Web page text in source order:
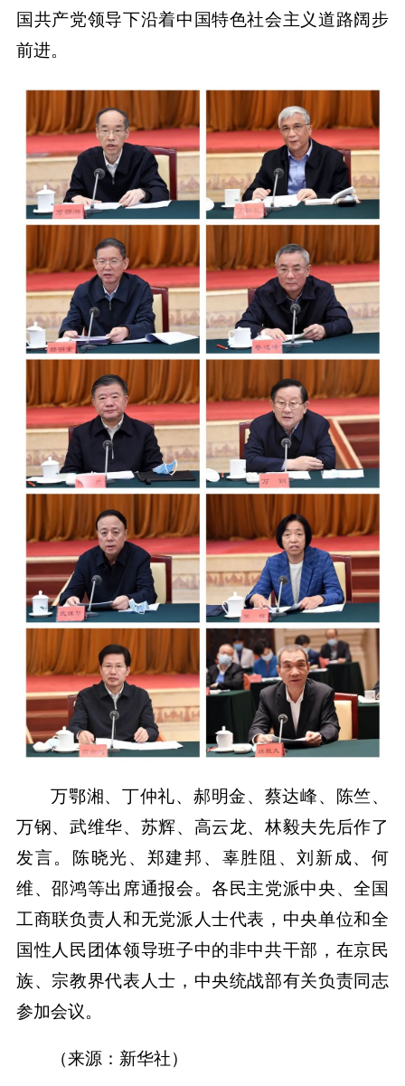
国共产党领导下沿着中国特色社会主义道路阔步
前进。
万鄂湘、丁仲礼、郝明金、蔡达峰、陈竺、
万钢、武维华、苏辉、高云龙、林毅夫先后作了
发言。陈晓光、郑建邦、辜胜阻、刘新成、何
维、邵鸿等出席通报会。各民主党派中央、全国
工商联负责人和无党派人士代表，中央单位和全
国性人民团体领导班子中的非中共干部，在京民
族、宗教界代表人士，中央统战部有关负责同志
参加会议。
（来源：新华社）